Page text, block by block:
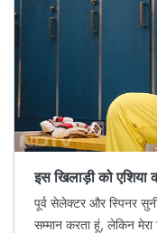
इस खिलाड़ी को एशिया
पूर्व सेलेक्टर और स्पिनर
सम्मान करता हूं, लेकिन